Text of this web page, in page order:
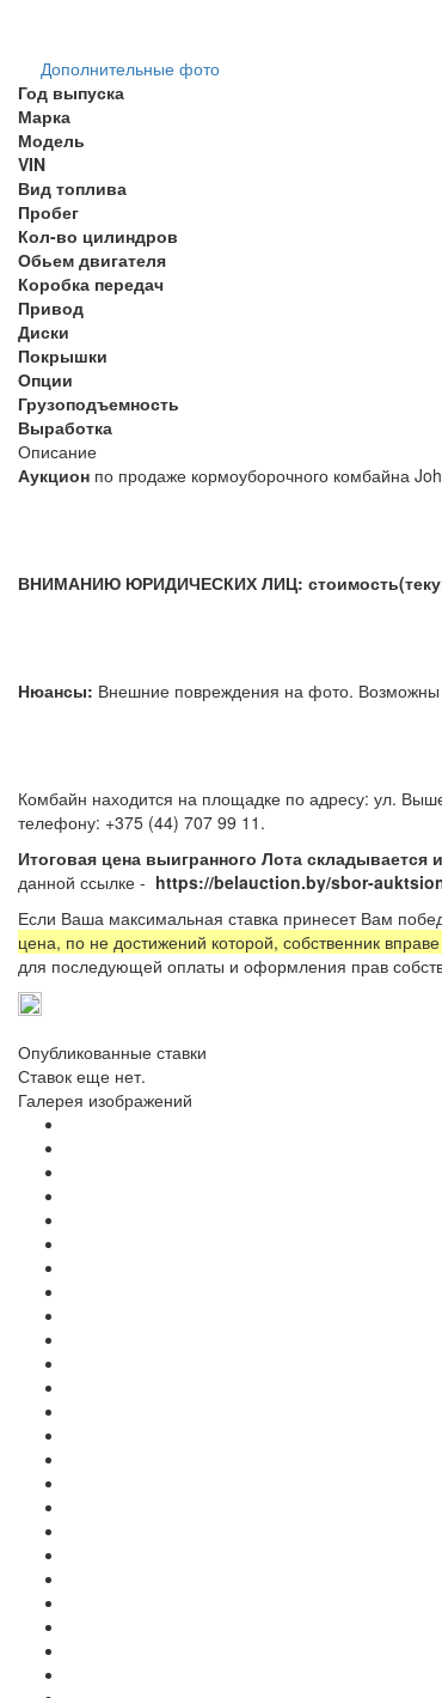
Дополнительные фото
Год выпуска
Марка
Модель
VIN
Вид топлива
Пробег
Кол-во цилиндров
Обьем двигателя
Коробка передач
Привод
Диски
Покрышки
Опции
Грузоподъемность
Выработка
Описание
Аукцион по продаже кормоуборочного комбайна
ВНИМАНИЮ ЮРИДИЧЕСКИХ ЛИЦ:
Нюансы: Внешние повреждения на фото.
Комбайн находится на площадке по адресу: ул.
телефону: +375 (44) 707 99 11.
Итоговая цена выигранного Лота складывается
данной ссылке - https://belauction.by/sbor-
Если Ваша максимальная ставка принесет Вам
цена, по не достижений которой, собственник
для последующей оплаты и оформления прав
Опубликованные ставки
Ставок еще нет.
Галерея изображений